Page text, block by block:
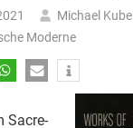
Michael Kube
Moderne
Sacre-